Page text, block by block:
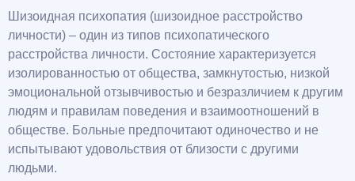
Шизоидная психопатия (шизоидное расстройство
личности) – один из типов психопатического
расстройства личности. Состояние характеризуется
изолированностью от общества, замкнутостью, низкой
эмоциональной отзывчивостью и безразличием к другим
людям и правилам поведения и взаимоотношений в
обществе. Больные предпочитают одиночество и не
испытывают удовольствия от близости с другими
людьми.